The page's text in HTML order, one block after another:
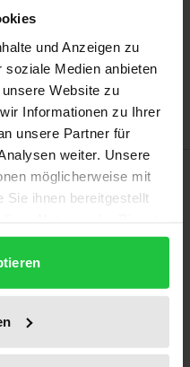
und Anzeigen zu
soziale Medien anbieten
Website zu
Informationen zu Ihrer
unsere Partner für
weiter. Unsere
möglicherweise mit
Sie ihnen bereitgestellt
Cart
im Gegensatz zu den
Regierungschef.
zwei demokratisch